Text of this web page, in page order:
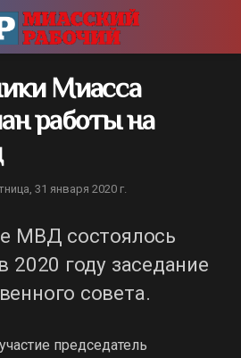
Миасса
работы на
31 января 2020 г.
МВД состоялось
2020 году заседание
совета.
председатель